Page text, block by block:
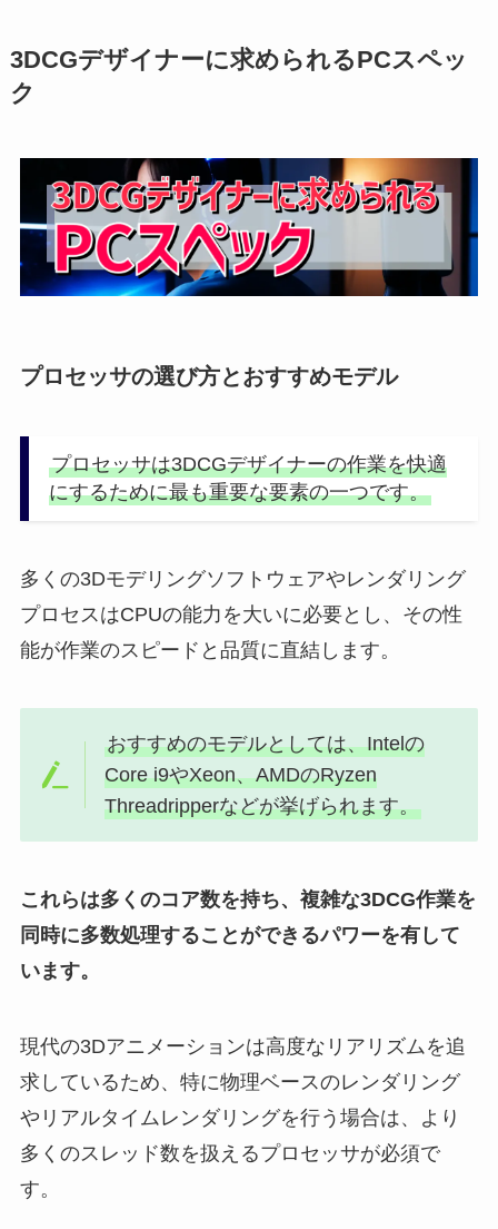
3DCGデザイナーに求められるPCスペッ
ク
プロセッサの選び方とおすすめモデル
プロセッサは3DCGデザイナーの作業を快適
にするために最も重要な要素の一つです。
多くの3Dモデリングソフトウェアやレンダリング
プロセスはCPUの能力を大いに必要とし、その性
能が作業のスピードと品質に直結します。
おすすめのモデルとしては、Intelの
Core i9やXeon、AMDのRyzen
Threadripperなどが挙げられます。
これらは多くのコア数を持ち、複雑な3DCG作業を
同時に多数処理することができるパワーを有して
います。
現代の3Dアニメーションは高度なリアリズムを追
求しているため、特に物理ベースのレンダリング
やリアルタイムレンダリングを行う場合は、より
多くのスレッド数を扱えるプロセッサが必須で
す。